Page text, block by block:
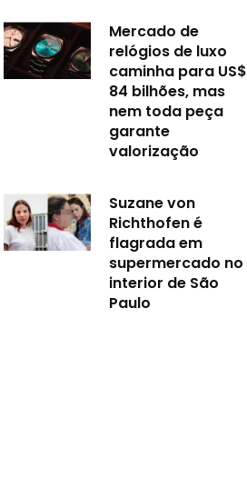
Mercado de
relógios de luxo
caminha para US$
84 bilhões, mas
nem toda peça
garante
valorização
Suzane von
Richthofen é
flagrada em
supermercado no
interior de São
Paulo